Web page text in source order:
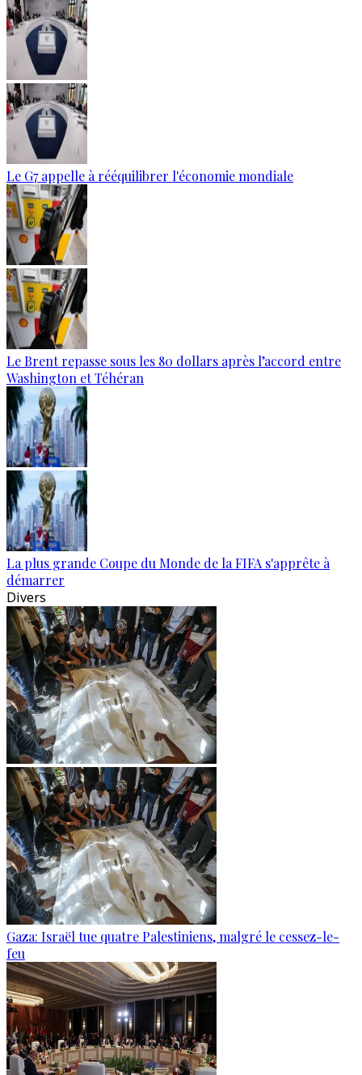
Le G7 appelle à rééquilibrer l'économie mondiale
Le Brent repasse sous les 80 dollars après l’accord entre
Washington et Téhéran
La plus grande Coupe du Monde de la FIFA s'apprête à
démarrer
Divers
Gaza: Israël tue quatre Palestiniens, malgré le cessez-le-
feu